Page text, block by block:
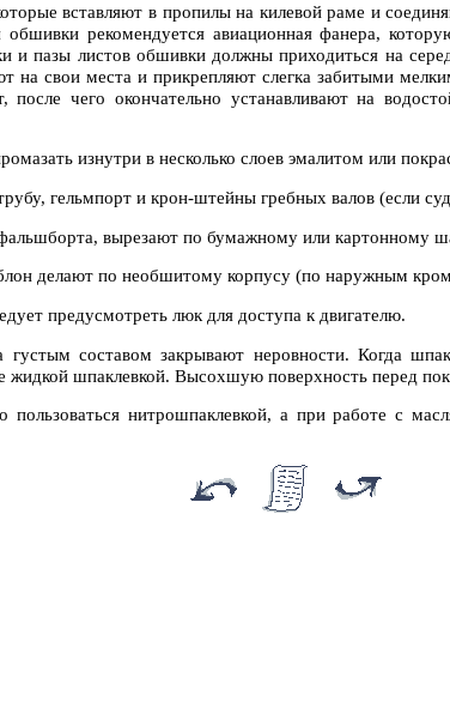
вставляют в пропилы на килевой раме и
рекомендуется авиационная фанера,
и пазы листов обшивки должны приходиться на
на свои места и прикрепляют слегка забитыми
чего окончательно устанавливают на
изнутри в несколько слоев эмалитом или
гельмпорт и крон-штейны гребных валов (если
вырезают по бумажному или картонному
делают по необшитому корпусу (по наружным
предусмотреть люк для доступа к двигателю.
густым составом закрывают неровности. Когда
жидкой шпаклевкой. Высохшую поверхность перед
пользоваться нитрошпаклевкой, а при работе с